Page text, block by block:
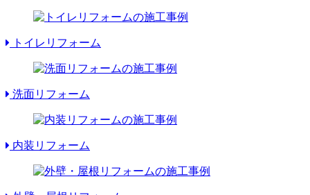
トイレリフォーム
洗面リフォーム
内装リフォーム